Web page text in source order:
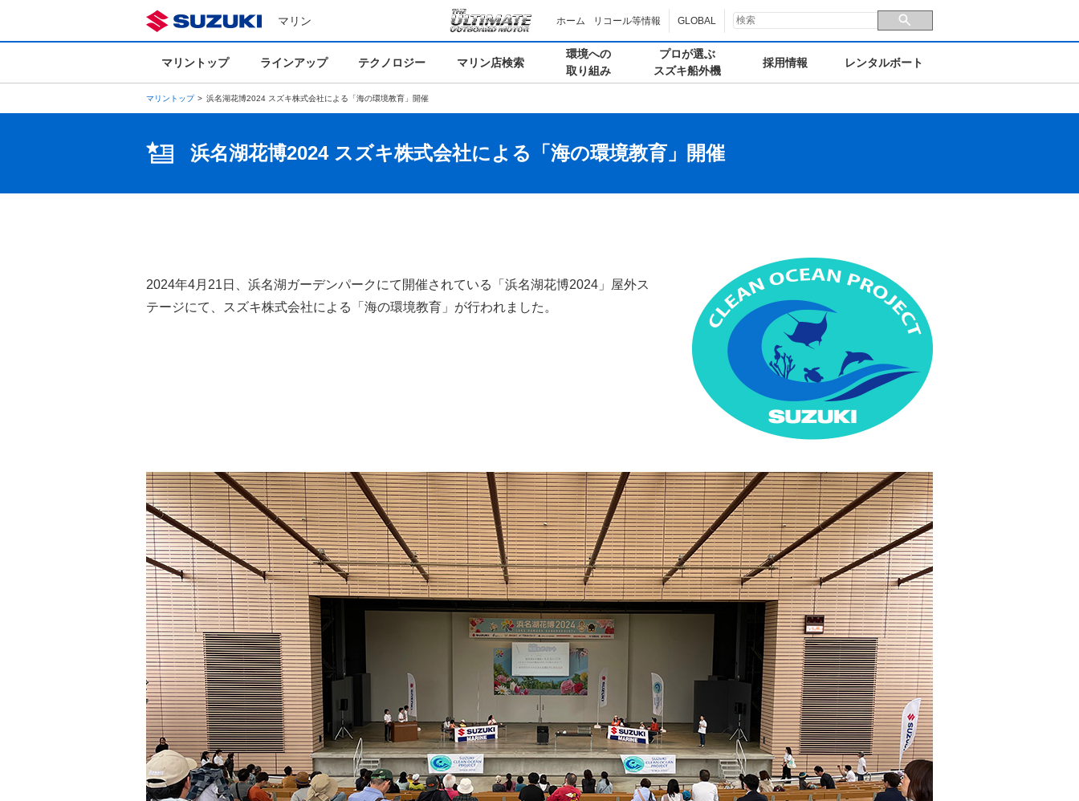
マリン ホーム リコール等情報 GLOBAL
検索キーワード入力
マリントップ ラインアップ テクノロジー マリン店検索
環境への
取り組み
プロが選ぶ
スズキ船外機
採用情報 レンタルボート
マリントップ 浜名湖花博2024 スズキ株式会社による「海の環境教育」開催
浜名湖花博2024 スズキ株式会社による「海の環境教育」開催
2024年4月21日、浜名湖ガーデンパークにて開催されている「浜名湖花博2024」屋外ス
テージにて、スズキ株式会社による「海の環境教育」が行われました。